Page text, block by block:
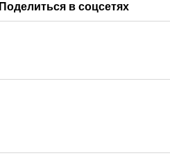
Поделиться в соцсетях